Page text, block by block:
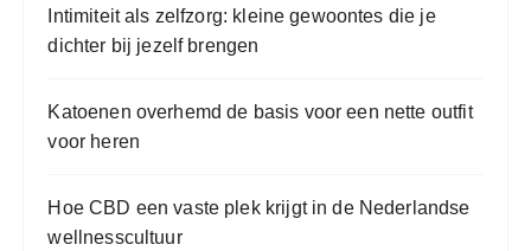
a
r
Intimiteit als zelfzorg: kleine gewoontes die je
dichter bij jezelf brengen
Katoenen overhemd de basis voor een nette outfit
voor heren
Hoe CBD een vaste plek krijgt in de Nederlandse
wellnesscultuur